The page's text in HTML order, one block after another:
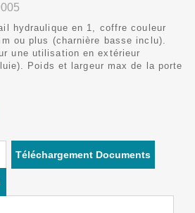
hydraulique en 1, coffre couleur
ou plus (charnière basse inclu).
une utilisation en extérieur
Poids et largeur max de la porte
Téléchargement Documents